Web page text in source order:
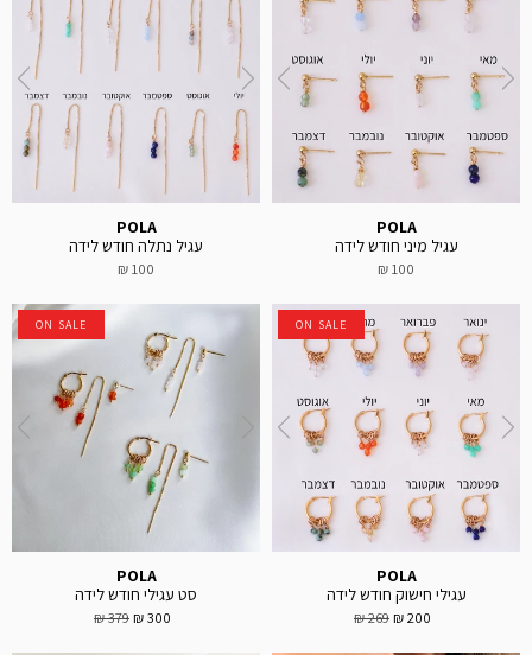
POLA
עגיל מיני חודש לידה
100 ₪
POLA
עגיל נתלה חודש לידה
100 ₪
ON SALE
POLA
עגילי חישוק חודש לידה
200 ₪
269 ₪
ON SALE
POLA
סט עגילי חודש לידה
300 ₪
379 ₪